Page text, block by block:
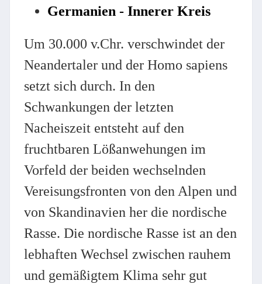
Germanien - Innerer Kreis
Um 30.000 v.Chr. verschwindet der
Neandertaler und der Homo sapiens
setzt sich durch. In den
Schwankungen der letzten
Nacheiszeit entsteht auf den
fruchtbaren Lößanwehungen im
Vorfeld der beiden wechselnden
Vereisungsfronten von den Alpen und
von Skandinavien her die nordische
Rasse. Die nordische Rasse ist an den
lebhaften Wechsel zwischen rauhem
und gemäßigtem Klima sehr gut